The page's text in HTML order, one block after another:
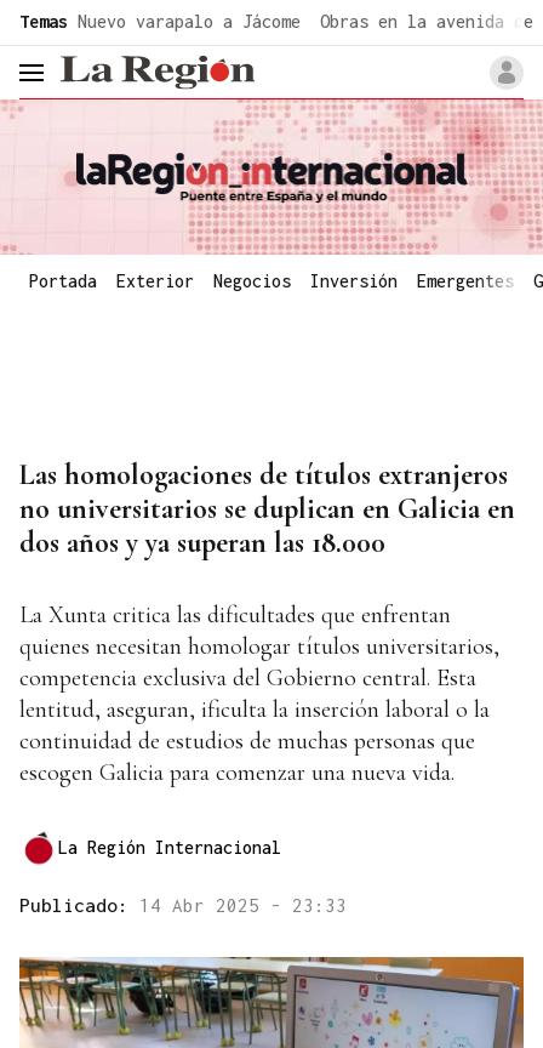
Temas Nuevo varapalo a Jácome Obras en la avenida de
header.menu.open
Portada Exterior Negocios Inversión Emergentes
Las homologaciones de títulos extranjeros
no universitarios se duplican en Galicia en
dos años y ya superan las 18.000
La Xunta critica las dificultades que enfrentan
quienes necesitan homologar títulos universitarios,
competencia exclusiva del Gobierno central. Esta
lentitud, aseguran, ificulta la inserción laboral o la
continuidad de estudios de muchas personas que
escogen Galicia para comenzar una nueva vida.
La Región Internacional
Publicado: 14 Abr 2025 - 23:33